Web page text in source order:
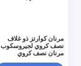
مرنان كوارتز ذو غلاف
نصف كروي لجيروسكوب
مرنان نصف كروي